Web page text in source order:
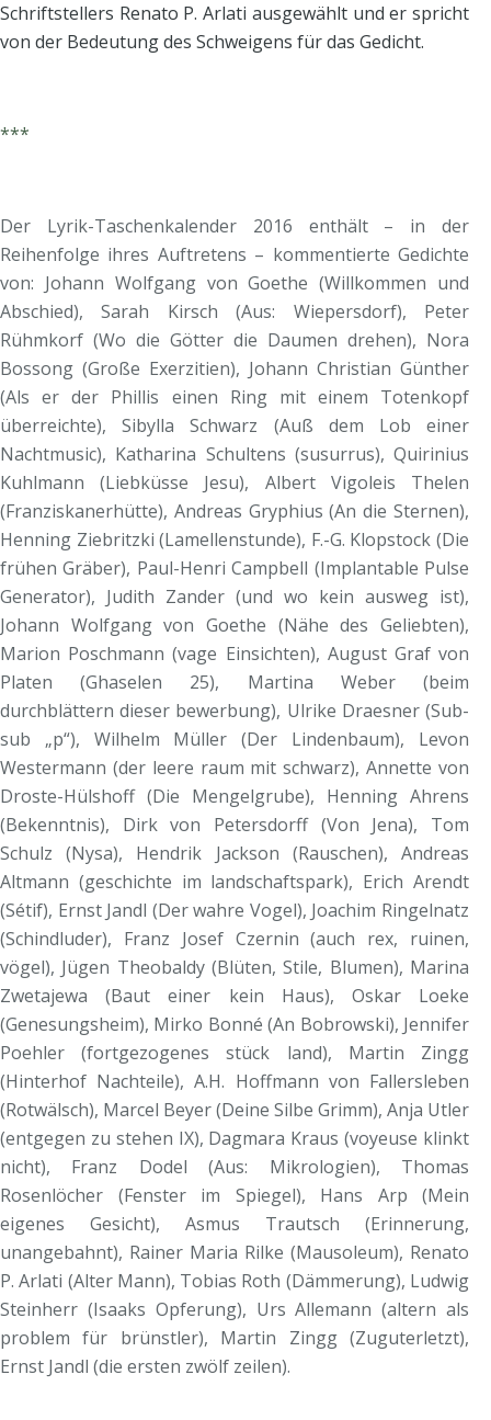
Schriftstellers Renato P. Arlati ausgewählt und er spricht
von der Bedeutung des Schweigens für das Gedicht.
***
Der Lyrik-Taschenkalender 2016 enthält – in der
Reihenfolge ihres Auftretens – kommentierte Gedichte
von: Johann Wolfgang von Goethe (Willkommen und
Abschied), Sarah Kirsch (Aus: Wiepersdorf), Peter
Rühmkorf (Wo die Götter die Daumen drehen), Nora
Bossong (Große Exerzitien), Johann Christian Günther
(Als er der Phillis einen Ring mit einem Totenkopf
überreichte), Sibylla Schwarz (Auß dem Lob einer
Nachtmusic), Katharina Schultens (susurrus), Quirinius
Kuhlmann (Liebküsse Jesu), Albert Vigoleis Thelen
(Franziskanerhütte), Andreas Gryphius (An die Sternen),
Henning Ziebritzki (Lamellenstunde), F.-G. Klopstock (Die
frühen Gräber), Paul-Henri Campbell (Implantable Pulse
Generator), Judith Zander (und wo kein ausweg ist),
Johann Wolfgang von Goethe (Nähe des Geliebten),
Marion Poschmann (vage Einsichten), August Graf von
Platen (Ghaselen 25), Martina Weber (beim
durchblättern dieser bewerbung), Ulrike Draesner (Sub-
sub „p“), Wilhelm Müller (Der Lindenbaum), Levon
Westermann (der leere raum mit schwarz), Annette von
Droste-Hülshoff (Die Mengelgrube), Henning Ahrens
(Bekenntnis), Dirk von Petersdorff (Von Jena), Tom
Schulz (Nysa), Hendrik Jackson (Rauschen), Andreas
Altmann (geschichte im landschaftspark), Erich Arendt
(Sétif), Ernst Jandl (Der wahre Vogel), Joachim Ringelnatz
(Schindluder), Franz Josef Czernin (auch rex, ruinen,
vögel), Jügen Theobaldy (Blüten, Stile, Blumen), Marina
Zwetajewa (Baut einer kein Haus), Oskar Loeke
(Genesungsheim), Mirko Bonné (An Bobrowski), Jennifer
Poehler (fortgezogenes stück land), Martin Zingg
(Hinterhof Nachteile), A.H. Hoffmann von Fallersleben
(Rotwälsch), Marcel Beyer (Deine Silbe Grimm), Anja Utler
(entgegen zu stehen IX), Dagmara Kraus (voyeuse klinkt
nicht), Franz Dodel (Aus: Mikrologien), Thomas
Rosenlöcher (Fenster im Spiegel), Hans Arp (Mein
eigenes Gesicht), Asmus Trautsch (Erinnerung,
unangebahnt), Rainer Maria Rilke (Mausoleum), Renato
P. Arlati (Alter Mann), Tobias Roth (Dämmerung), Ludwig
Steinherr (Isaaks Opferung), Urs Allemann (altern als
problem für brünstler), Martin Zingg (Zuguterletzt),
Ernst Jandl (die ersten zwölf zeilen).